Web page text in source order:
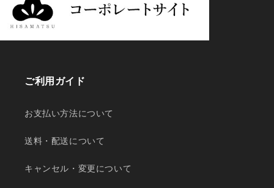
ご利用ガイド
お支払い方法について
送料・配送について
キャンセル・変更について